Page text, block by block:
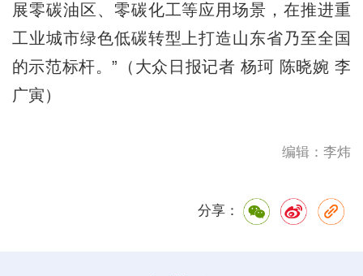
展零碳油区、零碳化工等应用场景，在推进重
工业城市绿色低碳转型上打造山东省乃至全国
的示范标杆。”（大众日报记者 杨珂 陈晓婉 李
广寅）
编辑：李炜
分享：